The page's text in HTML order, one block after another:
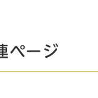
ページ